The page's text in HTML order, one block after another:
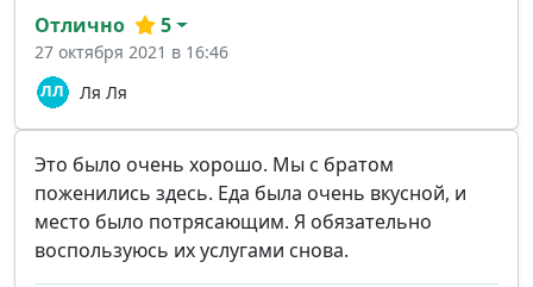
Ля Ля
Отлично 5
27 октября 2021 в 16:46
Это было очень хорошо. Мы с братом
поженились здесь. Еда была очень вкусной, и
место было потрясающим. Я обязательно
воспользуюсь их услугами снова.